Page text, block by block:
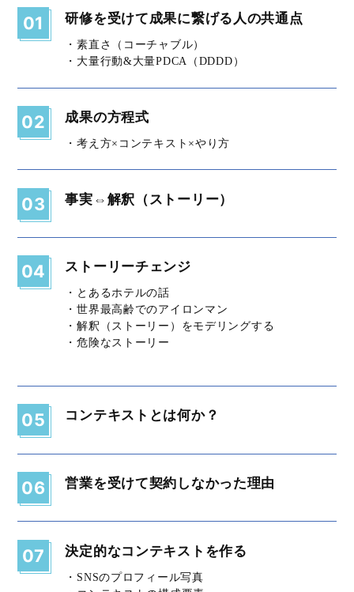
01 研修を受けて成果に繋げる人の共通点
・素直さ（コーチャブル）
・大量行動&大量PDCA（DDDD）
02 成果の方程式
・考え方×コンテキスト×やり方
03 事実⇔解釈（ストーリー）
04 ストーリーチェンジ
・とあるホテルの話
・世界最高齢でのアイロンマン
・解釈（ストーリー）をモデリングする
・危険なストーリー
05 コンテキストとは何か？
06 営業を受けて契約しなかった理由
07 決定的なコンテキストを作る
・SNSのプロフィール写真